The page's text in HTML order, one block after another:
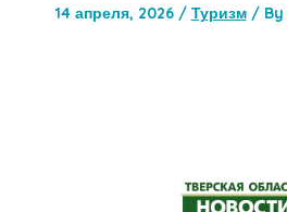
14 апреля, 2026 / Туризм/ By